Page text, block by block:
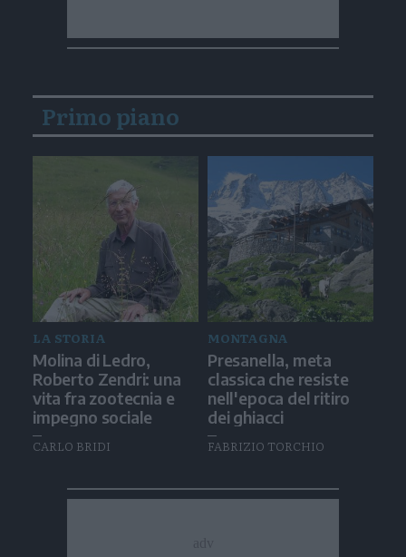
Primo piano
LA STORIA
Molina di Ledro,
Roberto Zendri: una
vita fra zootecnia e
impegno sociale
CARLO BRIDI
MONTAGNA
Presanella, meta
classica che resiste
nell'epoca del ritiro
dei ghiacci
FABRIZIO TORCHIO